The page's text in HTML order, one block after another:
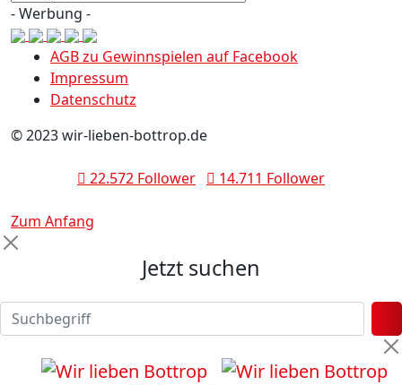
- Werbung -
AGB zu Gewinnspielen auf Facebook
Impressum
Datenschutz
© 2023 wir-lieben-bottrop.de
22.572 Follower 14.711 Follower
Zum Anfang
Jetzt suchen